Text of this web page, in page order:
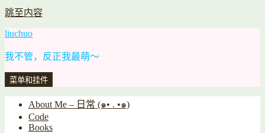
跳至内容
liuchuo
我不管，反正我最萌～
菜单和挂件
About Me – 日常 (๑• . •๑)
Code
Books